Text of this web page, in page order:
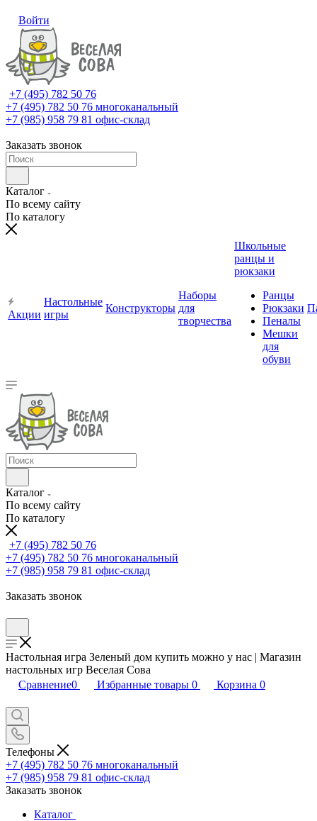
Войти
+7 (495) 782 50 76
+7 (495) 782 50 76 многоканальный
+7 (985) 958 79 81 офис-склад
Заказать звонок
Каталог
По всему сайту
По каталогу
Акции
Настольные
игры
Конструкторы
Наборы
для
творчества
Школьные
ранцы и
рюкзаки
Ранцы
Рюкзаки
Пеналы
Мешки
для
обуви
Каталог
По всему сайту
По каталогу
+7 (495) 782 50 76
+7 (495) 782 50 76 многоканальный
+7 (985) 958 79 81 офис-склад
Заказать звонок
Настольная игра Зеленый дом купить можно у нас | Магазин
настольных игр Веселая Сова
Сравнение0 Избранные товары 0 Корзина 0
Телефоны
+7 (495) 782 50 76 многоканальный
+7 (985) 958 79 81 офис-склад
Заказать звонок
Каталог